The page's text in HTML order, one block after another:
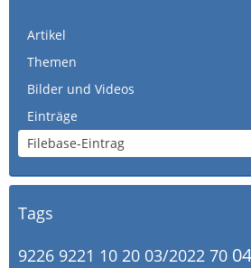
Artikel
Themen
Bilder und Videos
Einträge
Filebase-Eintrag
Tags
9226 9221 10 20 03/2022 70